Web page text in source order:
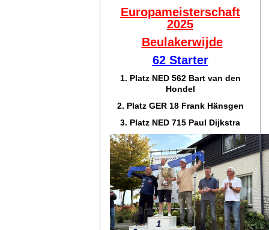
Europameisterschaft
2025
Beulakerwijde
62 Starter
1. Platz NED 562 Bart van den
Hondel
2. Platz GER 18 Frank Hänsgen
3. Platz NED 715 Paul Dijkstra